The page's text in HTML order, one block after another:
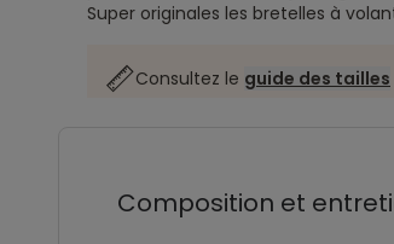
Super originales les bretelles à
Consultez le guide des tailles
Composition et